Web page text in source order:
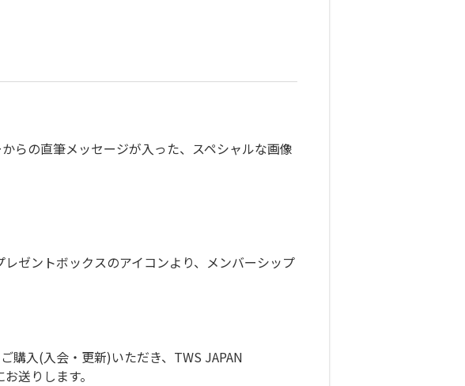
らの直筆メッセージが入った、スペシャルな画像
ゼントボックスのアイコンより、メンバーシップ
購入(入会・更新)いただき、TWS JAPAN
送りします。